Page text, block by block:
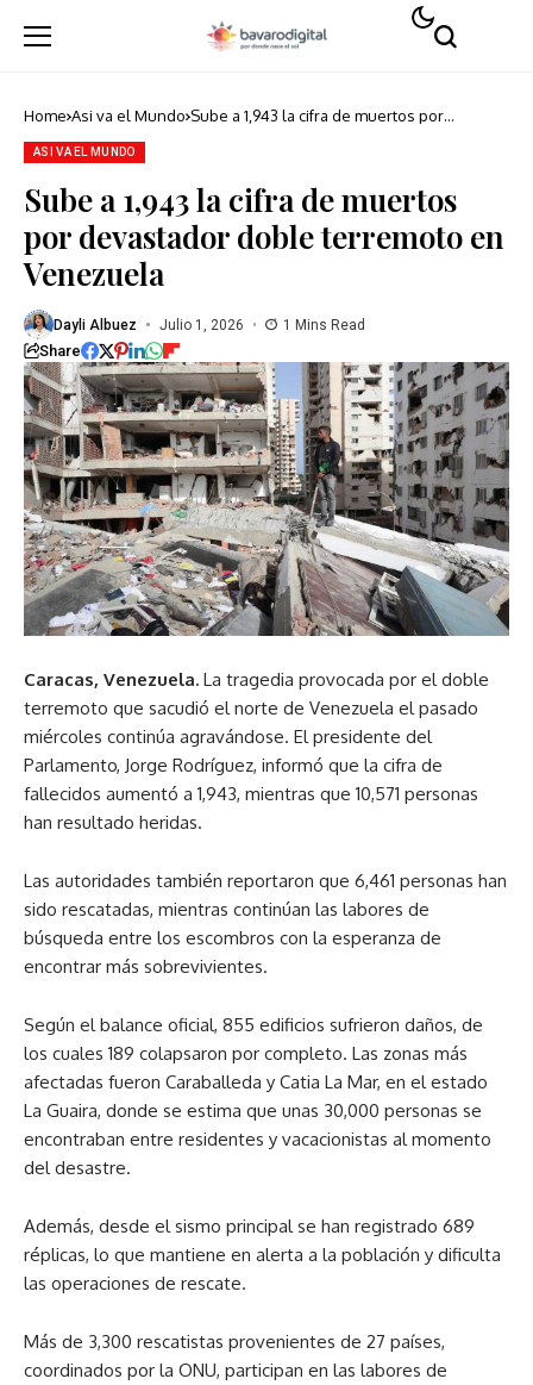
Home Asi va el Mundo Sube a 1,943 la cifra de muertos por
ASI VA EL MUNDO
Sube a 1,943 la cifra de muertos
por devastador doble terremoto en
Venezuela
Dayli Albuez Julio 1, 2026 1 Mins Read
Share
Caracas, Venezuela. La tragedia provocada por el doble
terremoto que sacudió el norte de Venezuela el pasado
miércoles continúa agravándose. El presidente del
Parlamento, Jorge Rodríguez, informó que la cifra de
fallecidos aumentó a 1,943, mientras que 10,571 personas
han resultado heridas.
Las autoridades también reportaron que 6,461 personas han
sido rescatadas, mientras continúan las labores de
búsqueda entre los escombros con la esperanza de
encontrar más sobrevivientes.
Según el balance oficial, 855 edificios sufrieron daños, de
los cuales 189 colapsaron por completo. Las zonas más
afectadas fueron Caraballeda y Catia La Mar, en el estado
La Guaira, donde se estima que unas 30,000 personas se
encontraban entre residentes y vacacionistas al momento
del desastre.
Además, desde el sismo principal se han registrado 689
réplicas, lo que mantiene en alerta a la población y dificulta
las operaciones de rescate.
Más de 3,300 rescatistas provenientes de 27 países,
coordinados por la ONU, participan en las labores de